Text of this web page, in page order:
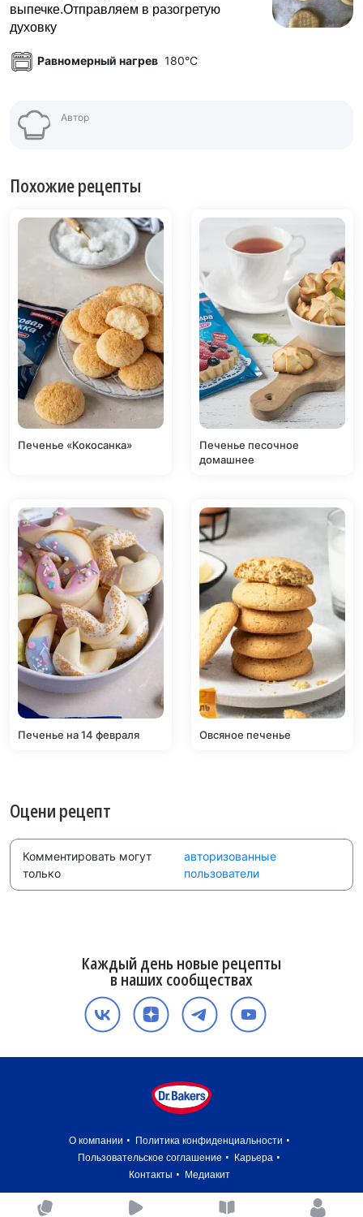
выпечке.Отправляем в разогретую
духовку
Равномерный нагрев 180°C
Автор
Похожие рецепты
Печенье «Кокосанка»
Печенье песочное
домашнее
Печенье на 14 февраля Овсяное печенье
Оцени рецепт
Комментировать могут
только
авторизованные
пользователи
Каждый день новые рецепты
в наших сообществах
О компании
Политика конфиденциальности
Пользовательское соглашение
Карьера
Контакты
Медиакит